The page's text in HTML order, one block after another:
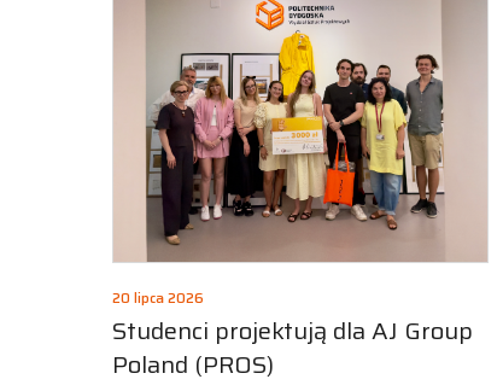
20 lipca 2026
Studenci projektują dla AJ Group
Poland (PROS)